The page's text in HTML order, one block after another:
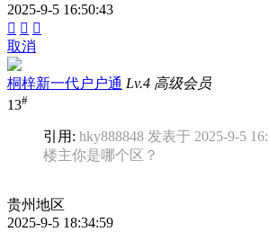
2025-9-5 16:50:43
  
取消
桐梓新一代户户通 Lv.4 高级会员
13#
引用: hky888848 发表于 2025-9-5
楼主你是哪个区？
贵州地区
2025-9-5 18:34:59